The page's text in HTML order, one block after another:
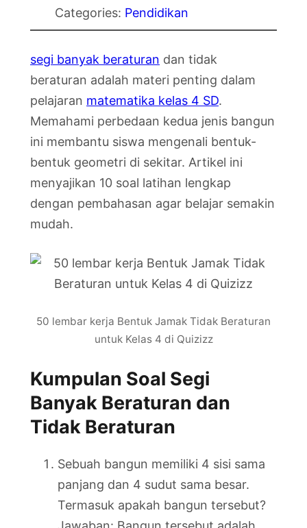
Categories: Pendidikan
segi banyak beraturan dan tidak
beraturan adalah materi penting dalam
pelajaran matematika kelas 4 SD.
Memahami perbedaan kedua jenis bangun
ini membantu siswa mengenali bentuk-
bentuk geometri di sekitar. Artikel ini
menyajikan 10 soal latihan lengkap
dengan pembahasan agar belajar semakin
mudah.
50 lembar kerja Bentuk Jamak Tidak Beraturan
untuk Kelas 4 di Quizizz
Kumpulan Soal Segi
Banyak Beraturan dan
Tidak Beraturan
Sebuah bangun memiliki 4 sisi sama
panjang dan 4 sudut sama besar.
Termasuk apakah bangun tersebut?